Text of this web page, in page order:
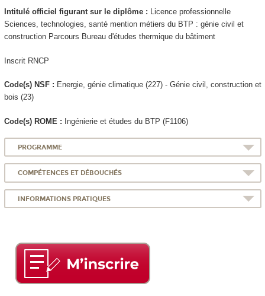
Intitulé officiel figurant sur le diplôme : Licence professionnelle
Sciences, technologies, santé mention métiers du BTP : génie civil et
construction Parcours Bureau d'études thermique du bâtiment
Inscrit RNCP
Code(s) NSF : Energie, génie climatique (227) - Génie civil, construction et
bois (23)
Code(s) ROME : Ingénierie et études du BTP (F1106)
PROGRAMME
COMPÉTENCES ET DÉBOUCHÉS
INFORMATIONS PRATIQUES